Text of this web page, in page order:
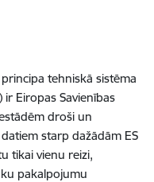
tehniskā sistēma
) ir Eiropas Savienības
droši un
starp dažādām ES
tikai vienu reizi,
pakalpojumu